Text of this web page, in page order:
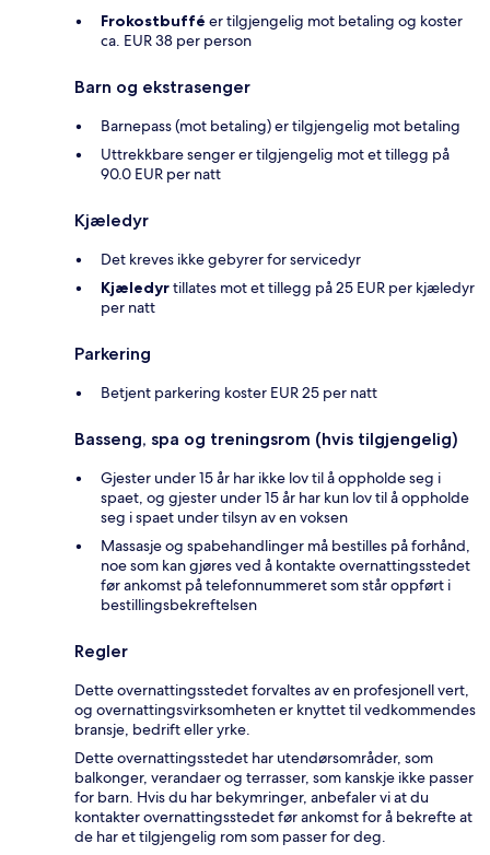
Frokostbuffé er tilgjengelig mot betaling og koster
ca. EUR 38 per person
Barn og ekstrasenger
Barnepass (mot betaling) er tilgjengelig mot betaling
Uttrekkbare senger er tilgjengelig mot et tillegg på
90.0 EUR per natt
Kjæledyr
Det kreves ikke gebyrer for servicedyr
Kjæledyrtillates mot et tillegg på 25 EUR per kjæledyr
per natt
Parkering
Betjent parkering koster EUR 25 per natt
Basseng, spa og treningsrom (hvis tilgjengelig)
Gjester under 15 år har ikke lov til å oppholde seg i
spaet, og gjester under 15 år har kun lov til å oppholde
seg i spaet under tilsyn av en voksen
Massasje og spabehandlinger må bestilles på forhånd,
noe som kan gjøres ved å kontakte overnattingsstedet
før ankomst på telefonnummeret som står oppført i
bestillingsbekreftelsen
Regler
Dette overnattingsstedet forvaltes av en profesjonell vert,
og overnattingsvirksomheten er knyttet til vedkommendes
bransje, bedrift eller yrke.
Dette overnattingsstedet har utendørsområder, som
balkonger, verandaer og terrasser, som kanskje ikke passer
for barn. Hvis du har bekymringer, anbefaler vi at du
kontakter overnattingsstedet før ankomst for å bekrefte at
de har et tilgjengelig rom som passer for deg.